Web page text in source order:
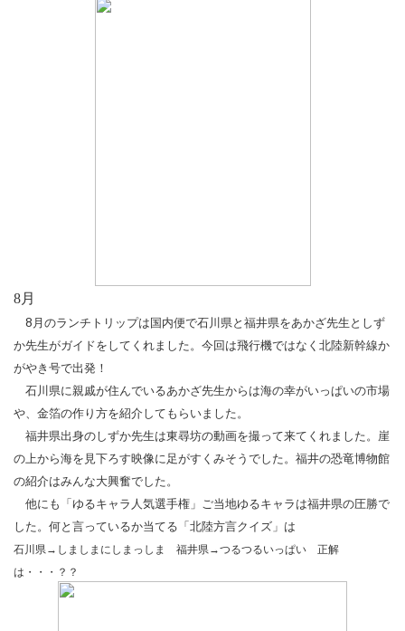
8月
8 月のランチトリップは国内便で石川県と福井県をあかざ先生としず
か先生がガイドをしてくれました。今回は飛行機ではなく北陸新幹線か
がやき号で出発！
石川県に親戚が住んでいるあかざ先生からは海の幸がいっぱいの市場
や、金箔の作り方を紹介してもらいました。
福井県出身のしずか先生は東尋坊の動画を撮って来てくれました。崖
の上から海を見下ろす映像に足がすくみそうでした。福井の恐竜博物館
の紹介はみんな大興奮でした。
他にも「ゆるキャラ人気選手権」ご当地ゆるキャラは福井県の圧勝で
した。何と言っているか当てる「北陸方言クイズ」は
石川県→しましまにしまっしま 福井県→つるつるいっぱい 正解
は・・・？？